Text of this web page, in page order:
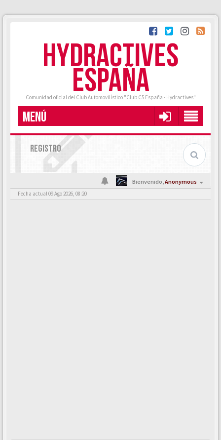
HYDRACTIVES
ESPAÑA
Comunidad oficial del Club Automovilístico "Club C5 España - Hydractives"
MENÚ
REGISTRO
Bienvenido,Anonymous
Fecha actual 09 Ago 2026, 08:20